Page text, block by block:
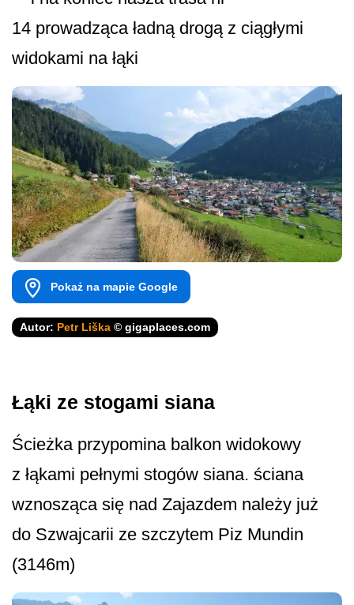
14 prowadząca ładną drogą z ciągłymi
widokami na łąki
Pokaż na mapie Google
Autor: Petr Liška © gigaplaces.com
Łąki ze stogami siana
Ścieżka przypomina balkon widokowy
z łąkami pełnymi stogów siana. ściana
wznosząca się nad Zajazdem należy już
do Szwajcarii ze szczytem Piz Mundin
(3146m)